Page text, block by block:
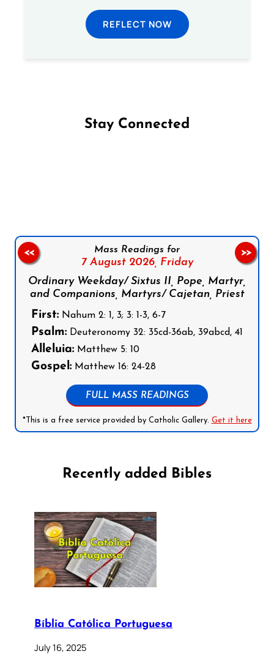
REFLECT NOW
Stay Connected
Mass Readings for
7 August 2026, Friday
Ordinary Weekday/ Sixtus II, Pope, Martyr,
and Companions, Martyrs/ Cajetan, Priest
First: Nahum 2: 1, 3; 3: 1-3, 6-7
Psalm: Deuteronomy 32: 35cd-36ab, 39abcd, 41
Alleluia: Matthew 5: 10
Gospel: Matthew 16: 24-28
FULL MASS READINGS
*This is a free service provided by Catholic Gallery. Get it here
<< >>
Recently added Bibles
Bíblia Católica Portuguesa
July 16, 2025